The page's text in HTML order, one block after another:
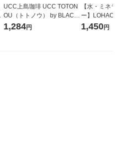
UCC上島珈琲 UCC TOTON
OU（トトノウ） by BLACK
無糖 500ml 1セット（6本）
1,284円
【水・ミネラ
ー】LOHACO
1箱（20本入
1,450円